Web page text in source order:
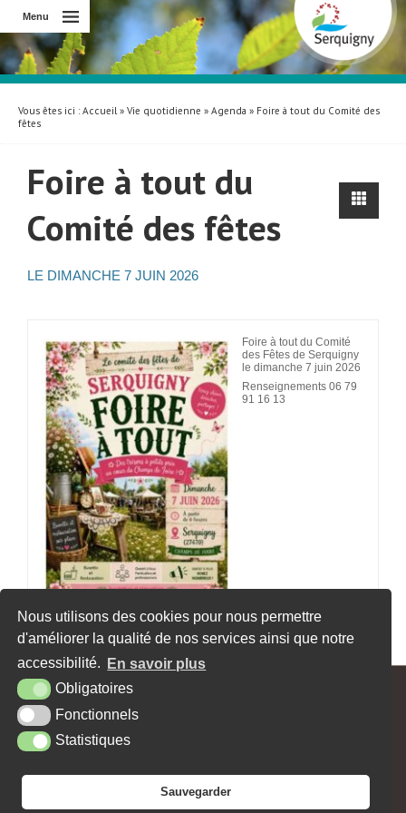
Nous utilisons des cookies pour nous permettre
d'améliorer la qualité de nos services ainsi que notre
accessibilité.
En savoir plus
Obligatoires
Fonctionnels
Statistiques
Sauvegarder
Menu
Vous êtes ici :Accueil» Vie quotidienne » Agenda » Foire à tout du Comité des
fêtes
Foire à tout du
Comité des fêtes
LE DIMANCHE 7 JUIN 2026
Foire à tout du Comité
des Fêtes de Serquigny
le dimanche 7 juin 2026
Renseignements 06 79
91 16 13
«La médiathèque de Serquigny en fête
MAIRIE - 62, RUE MAX CARPENTIER - 27470 SERQUIGNY
Tél. : 02 32 44 10 15
PLAN DU SITE MENTIONS LÉGALES
JE SOUHAITE RECEVOIR LA NEWSLETTER